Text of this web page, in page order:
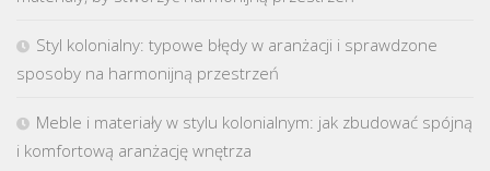
Styl kolonialny: typowe błędy w aranżacji i sprawdzone
sposoby na harmonijną przestrzeń
Meble i materiały w stylu kolonialnym: jak zbudować spójną
i komfortową aranżację wnętrza